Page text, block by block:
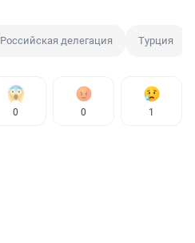
Российская делегация Турция
0 0 1